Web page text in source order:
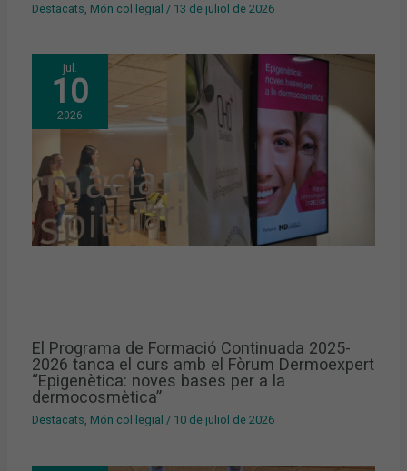
Destacats Món col·legial / 13 de juliol de 2026
jul.
10
2026
El Programa de Formació Continuada 2025-
2026 tanca el curs amb el Fòrum Dermoexpert
“Epigenètica: noves bases per a la
dermocosmètica”
Destacats, Món col·legial / 10 de juliol de 2026